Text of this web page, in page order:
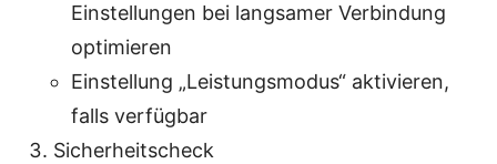
Einstellungen bei langsamer Verbindung
optimieren
Einstellung „Leistungsmodus“ aktivieren,
falls verfügbar
Sicherheitscheck